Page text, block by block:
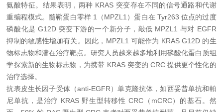
氨酸特征。结果表明，两种 KRAS 突变存在不同的信号通路和代谢
重编程模式。髓鞘蛋白零样 1（MPZL1）蛋白在 Tyr263 位点的过度
磷酸化是 G12D 突变下游的一个新分子，敲低 MPZL1 与对 EGFR
抑制的敏感性增加有关。因此，MPZL1 可能作为 KRAS G12D 的生
物标志物和潜在治疗靶点。研究人员越来越多地利用磷酸化蛋白质组
学探索新的生物标志物，为携带 KRAS 突变的 CRC 提供更个性化的
治疗选择。
抗表皮生长因子受体（anti-EGFR）单克隆抗体，如西妥昔单抗和帕
尼单抗，是治疗 KRAS 野生型转移性 CRC（mCRC）的基石。然